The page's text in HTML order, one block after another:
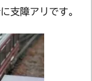
支障アリです。